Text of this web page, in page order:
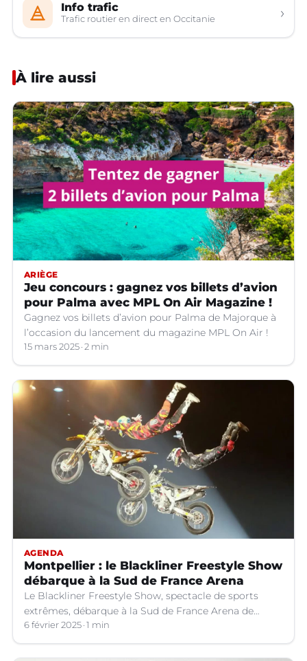
Info trafic
Trafic routier en direct en Occitanie ›
À lire aussi
ARIÈGE
Jeu concours : gagnez vos billets d’avion
pour Palma avec MPL On Air Magazine !
Gagnez vos billets d’avion pour Palma de Majorque à
l’occasion du lancement du magazine MPL On Air !
15 mars 2025 2 min
AGENDA
Montpellier : le Blackliner Freestyle Show
débarque à la Sud de France Arena
Le Blackliner Freestyle Show, spectacle de sports
extrêmes, débarque à la Sud de France Arena de
Montpellier, le 8 mars prochain à 20h30.
6 février 2025 1 min